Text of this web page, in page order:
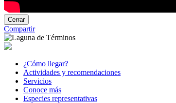
Cerrar
Compartir
¿Cómo llegar?
Actividades y recomendaciones
Servicios
Conoce más
Especies representativas